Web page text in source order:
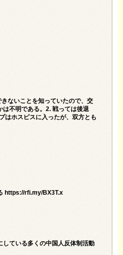
ないことを知っていたので、交
は不明である。2. 戦っては後退
はホスピスに入ったが、双方とも
https://rfi.my/BX3T.x
している多くの中国人反体制活動